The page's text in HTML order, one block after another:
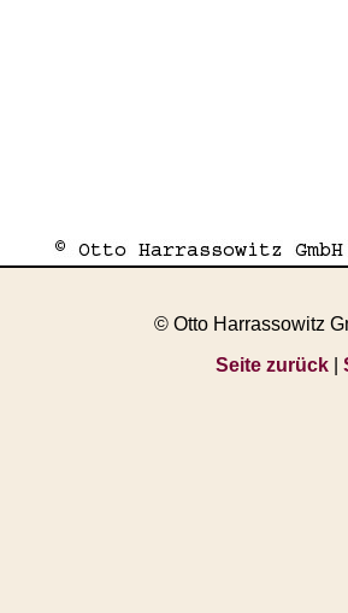
© Otto Harrassowitz
Seite zurück|